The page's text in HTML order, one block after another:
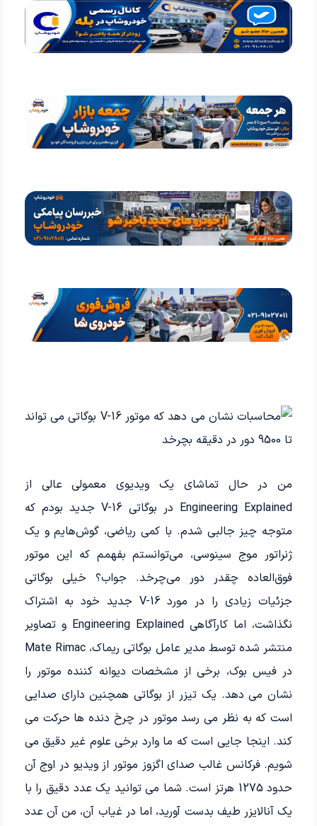
من در حال تماشای یک ویدیوی معمولی عالی از
Engineering Explained در بوگاتی V-16 جدید بودم که
متوجه چیز جالبی شدم. با کمی ریاضی، گوش‌هایم و یک
ژنراتور موج سینوسی، می‌توانستم بفهمم که این موتور
فوق‌العاده چقدر دور می‌چرخد. جواب؟ خیلی بوگاتی
جزئیات زیادی را در مورد V-16 جدید خود به اشتراک
نگذاشت، اما کارآگاهی Engineering Explained و تصاویر
منتشر شده توسط مدیر عامل بوگاتی ریماک، Mate Rimac
در فیس بوک، برخی از مشخصات دیوانه کننده موتور را
نشان می دهد. یک تیزر از بوگاتی همچنین دارای صدایی
است که به نظر می رسد موتور در چرخ دنده ها حرکت می
کند. اینجا جایی است که ما وارد برخی علوم غیر دقیق می
شویم. فرکانس غالب صدای اگزوز موتور از ویدیو در اوج آن
حدود 1275 هرتز است. شما می توانید یک عدد دقیق را با
یک آنالایزر طیف بدست آورید، اما در غیاب آن، من آن عدد